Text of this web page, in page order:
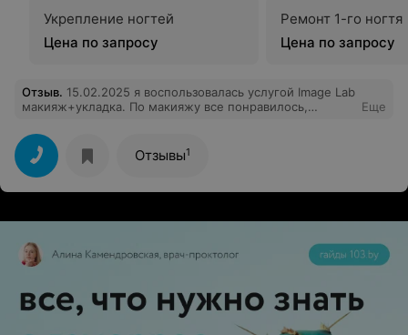
Укрепление ногтей
Цена по запросу
Ремонт 1-го ногтя
Цена по запросу
Отзыв. 15.02.2025 я воспользовалась услугой Image Lab
макияж+укладка. По макияжу все понравилось,
косметика высокого качества. Укладка подразумевала:
легкой волны локон без сильной фиксации и ярко
выраженной накрутки, прямая вытянутая челка (все
эти моменты проговорены были с мастером, молодая
девушка с рыжим цветом волос). Результат: огромный
образ Аллегровой. Крайне осталась недовольна, об
меня уверять как мне красиво...Оплата услуги была
произведена в полной мере. Девушки, если вы не
за немалые день - не рекомендую данную
лабораторию стиля Image lab к посещению.
Еще
Отзывы1